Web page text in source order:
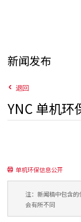
新闻发布
退回
YNC 单机环
单机环保信息公开
注：新闻稿中包含
会有所不同